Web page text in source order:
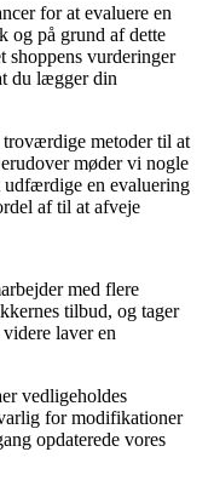
for at evaluere en
og på grund af dette
shoppens vurderinger
du lægger din
metoder til at
møder vi nogle
en evaluering
af til at afveje
med flere
tilbud, og tager
laver en
vedligeholdes
for modifikationer
opdaterede vores